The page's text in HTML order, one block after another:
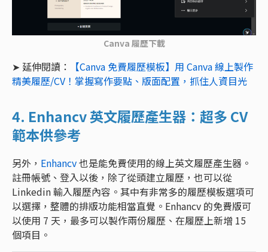
Canva 履歷下載
➤ 延伸閱讀：
【Canva 免費履歷模板】用 Canva 線上製作
精美履歷/CV！掌握寫作要點、版面配置，抓住人資目光
4. Enhancv 英文履歷產生器：超多 CV
範本供參考
另外， Enhancv也是能免費使用的線上英文履歷產生器。
註冊帳號、登入以後，除了從頭建立履歷，也可以從
Linkedin 輸入履歷內容。其中有非常多的履歷模板選項可
以選擇，整體的排版功能相當直覺。Enhancv 的免費版可
以使用 7 天，最多可以製作兩份履歷、在履歷上新增 15
個項目。